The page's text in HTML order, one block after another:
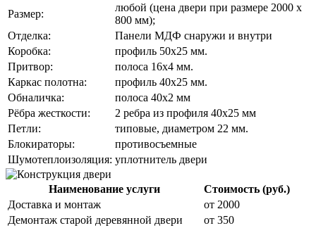
Размер:
любой (цена двери при размере 2000 х
800 мм);
Отделка:
Панели МДФ снаружи и внутри
Коробка:
профиль 50х25 мм.
Притвор:
полоса 16х4 мм.
Каркас полотна:
профиль 40х25 мм.
Обналичка:
полоса 40х2 мм
Рёбра жесткости:
2 ребра из профиля 40х25 мм
Петли:
типовые, диаметром 22 мм.
Блокираторы:
противосъемные
Шумотеплоизоляция: уплотнитель двери
Наименование услуги
Стоимость (руб.)
Доставка и монтаж
от 2000
Демонтаж старой деревянной двери
от 350